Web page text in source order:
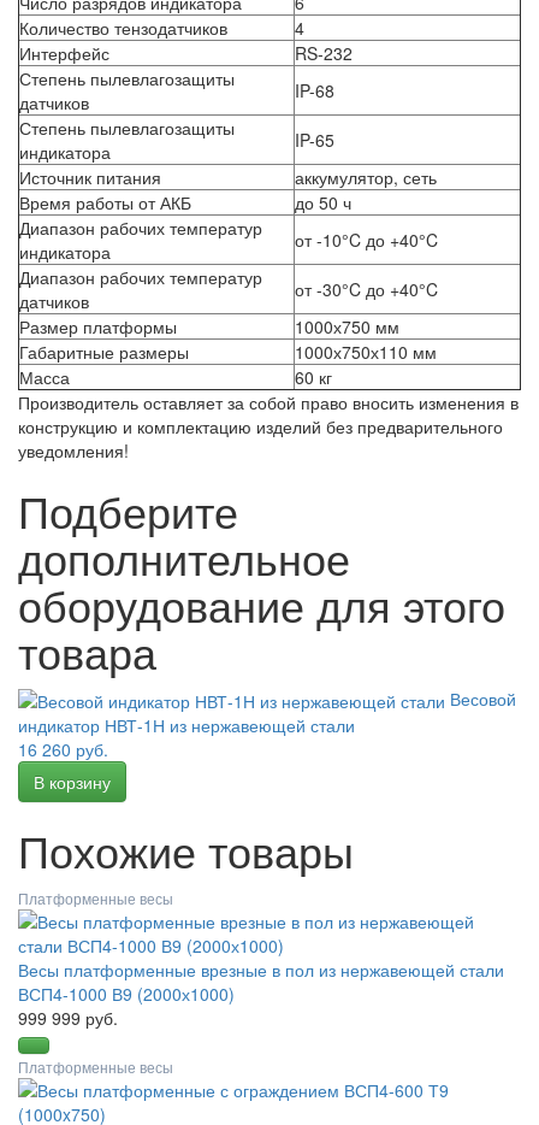
Количество тензодатчиков
4
Интерфейс
RS-232
Степень пылевлагозащиты
датчиков
IP-68
Степень пылевлагозащиты
индикатора
IP-65
Источник питания
аккумулятор, сеть
Время работы от АКБ
до 50 ч
Диапазон рабочих температур
индикатора
от -10°C до +40°C
Диапазон рабочих температур
датчиков
от -30°C до +40°C
Размер платформы
1000х750 мм
Габаритные размеры
1000х750х110 мм
Масса
60 кг
Производитель оставляет за собой право вносить изменения в
конструкцию и комплектацию изделий без предварительного
уведомления!
Подберите
дополнительное
оборудование для этого
товара
Весовой
индикатор НВТ-1Н из нержавеющей стали
16 260 руб.
Похожие товары
Платформенные весы
Весы платформенные врезные в пол из нержавеющей стали
ВСП4-1000 В9 (2000х1000)
999 999 руб.
Платформенные весы